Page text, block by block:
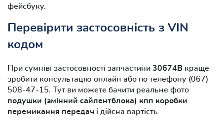
фейсбуку.
Перевірити застосовність з VIN
кодом
При сумніві застосовності запчастини 30674B краще
зробити консультацію онлайн або по телефону (067)
508-47-15. Тут ви можете бачити реальне фото
подушки (змінний сайлентблока) кпп коробки
перемикання передач і дійсна вартість